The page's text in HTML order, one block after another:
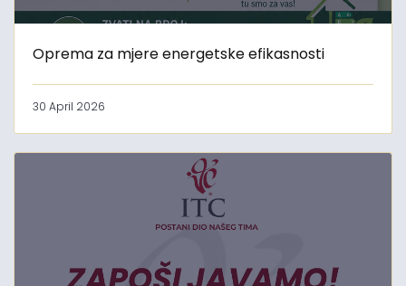
Oprema za mjere energetske efikasnosti
30 April 2026